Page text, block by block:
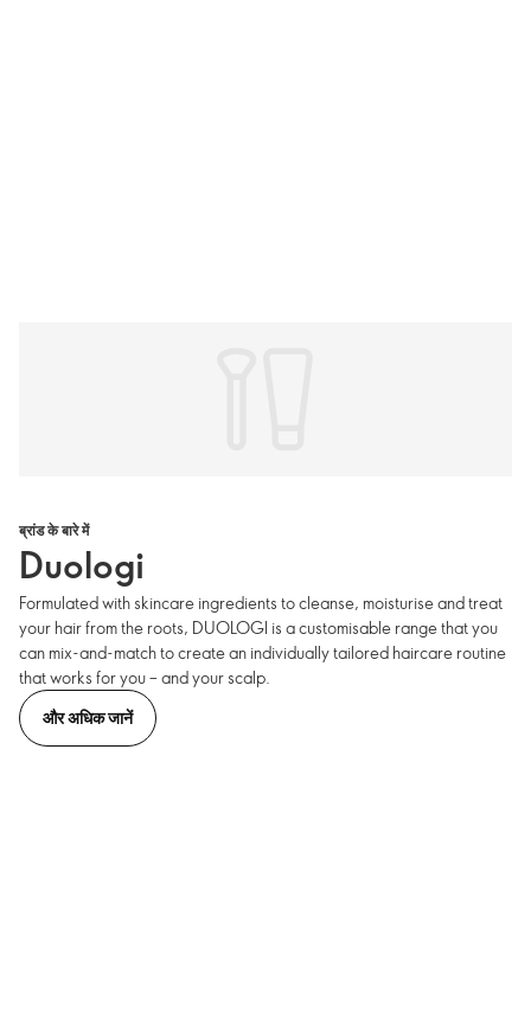
ब्रांड के बारे में
Duologi
Formulated with skincare ingredients to cleanse, moisturise and treat
your hair from the roots, DUOLOGI is a customisable range that you
can mix-and-match to create an individually tailored haircare routine
that works for you – and your scalp.
और अधिक जानें